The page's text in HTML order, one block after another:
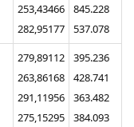
253,43466
282,95177
845.228
537.078
279,89112
263,86168
291,11956
275,15295
395.236
428.741
363.482
384.093